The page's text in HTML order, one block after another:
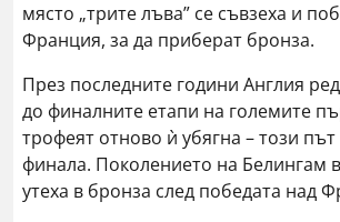
място „трите лъва” се съвзеха и
Франция, за да приберат бронза.
През последните години Англия
до финалните етапи на големите
трофеят отново ѝ убягна – този
финала. Поколението на Белингам
утеха в бронза след победата над